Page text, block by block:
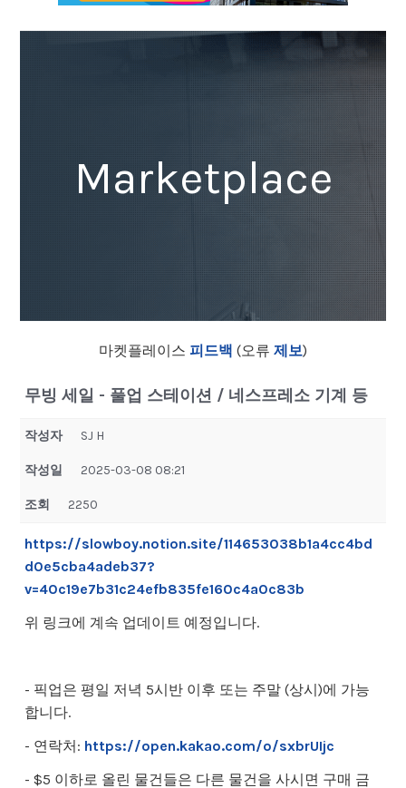
Marketplace
마켓플레이스 피드백 (오류 제보)
무빙 세일 - 풀업 스테이션 / 네스프레소 기계 등
작성자 SJ H
작성일 2025-03-08 08:21
조회 2250
https://slowboy.notion.site/114653038b1a4cc4bd
d0e5cba4adeb37?
v=40c19e7b31c24efb835fe160c4a0c83b
위 링크에 계속 업데이트 예정입니다.
- 픽업은 평일 저녁 5시반 이후 또는 주말 (상시)에 가능
합니다.
- 연락처: https://open.kakao.com/o/sxbrUIjc
- $5 이하로 올린 물건들은 다른 물건을 사시면 구매 금